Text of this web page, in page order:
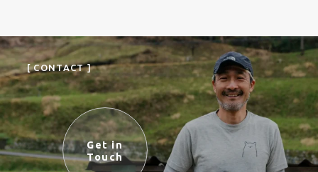
[ CONTACT ]
Get in
Touch